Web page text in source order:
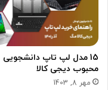
15 مدل لپ تاپ دانشجویی
محبوب دیجی کالا
مهر 8, 1403